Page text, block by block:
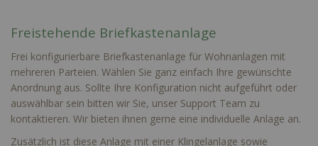
Freistehende Briefkastenanlage
Frei konfigurierbare Briefkastenanlage für Wohnanlagen mit
mehreren Parteien. Wählen Sie ganz einfach Ihre gewünschte
Anordnung aus. Sollte Ihre Konfiguration nicht aufgeführt oder
auswählbar sein bitten wir Sie, unser Support Team zu
kontaktieren. Wir bieten ihnen gerne eine individuelle Anlage an.
Zusätzlich ist diese Anlage mit einer Klingelanlage sowie